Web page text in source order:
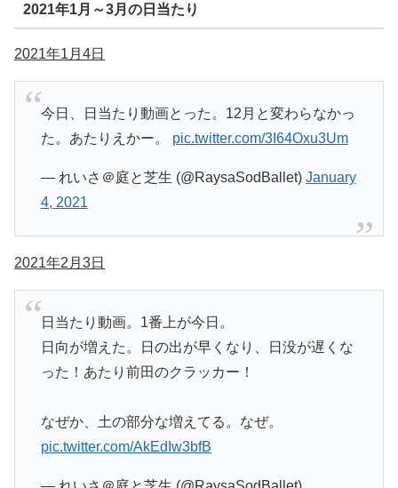
2021年1月～3月の日当たり
2021年1月4日
今日、日当たり動画とった。12月と変わらなかっ
た。あたりえかー。 pic.twitter.com/3I64Oxu3Um
— れいさ＠庭と芝生 (@RaysaSodBallet) January
4, 2021
2021年2月3日
日当たり動画。1番上が今日。
日向が増えた。日の出が早くなり、日没が遅くな
った！あたり前田のクラッカー！
なぜか、土の部分な増えてる。なぜ。
pic.twitter.com/AkEdIw3bfB